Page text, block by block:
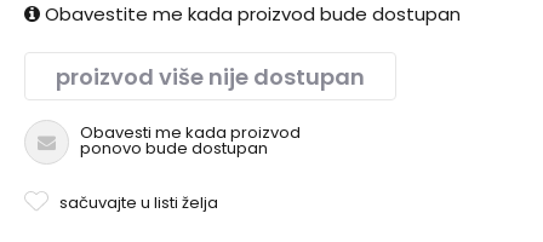
Obavestite me kada proizvod bude dostupan
proizvod više nije dostupan
Obavesti me kada proizvod
ponovo bude dostupan
sačuvajte u listi želja